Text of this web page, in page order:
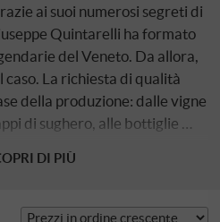
ai suoi numerosi segreti di
Quintarelli ha formato
del Veneto. Da allora,
caso. La richiesta di qualità
della produzione: dalle vigne
di sughero, alle bottiglie …
DI PIÙ